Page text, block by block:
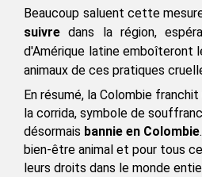
Beaucoup saluent cette
suivre dans la région,
d'Amérique latine emboîteront
animaux de ces pratiques
En résumé, la Colombie
la corrida, symbole de
désormais bannie en Colombie
bien-être animal et pour tous
leurs droits dans le monde